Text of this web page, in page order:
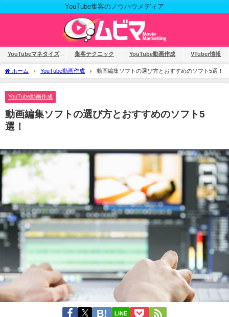
YouTube集客のノウハウメディア
YouTubeマネタイズ 集客テクニック YouTube動画作成 VTuber情報
ホーム YouTube動画作成 動画編集ソフトの選び方とおすすめのソフト5選！
YouTube動画作成
動画編集ソフトの選び方とおすすめのソフト5
選！
LINE